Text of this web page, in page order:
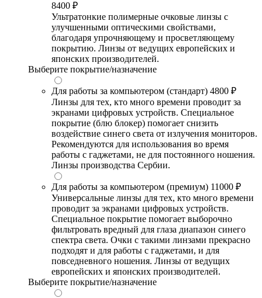
8400 ₽
Ультратонкие полимерные очковые линзы с
улучшенными оптическими свойствами,
благодаря упрочняющему и просветляющему
покрытию. Линзы от ведущих европейских и
японских производителей.
Выберите покрытие/назначение
Для работы за компьютером (стандарт) 4800 ₽
Линзы для тех, кто много времени проводит за
экранами цифровых устройств. Специальное
покрытие (блю блокер) помогает снизить
воздействие синего света от излучения мониторов.
Рекомендуются для использования во время
работы с гаджетами, не для постоянного ношения.
Линзы производства Сербии.
Для работы за компьютером (премиум) 11000 ₽
Универсальные линзы для тех, кто много времени
проводит за экранами цифровых устройств.
Специальное покрытие помогает выборочно
фильтровать вредный для глаза диапазон синего
спектра света. Очки с такими линзами прекрасно
подходят и для работы с гаджетами, и для
повседневного ношения. Линзы от ведущих
европейских и японских производителей.
Выберите покрытие/назначение